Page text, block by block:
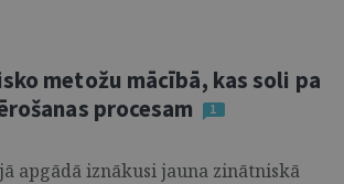
metožu mācībā, kas soli pa
procesam
1
apgādā iznākusi jauna zinātniskā